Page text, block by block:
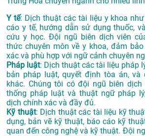
Y tế: Dịch thuật các tài liệu y khoa
cáo y tế, hướng dẫn sử dụng thuốc,
cứu y học. Đội ngũ biên dịch viên
thức chuyên môn về y khoa, đảm
xác và phù hợp với ngữ cảnh chuyên
Pháp luật: Dịch thuật các tài liệu pháp
bản pháp luật, quyết định tòa án,
khác. Chúng tôi có đội ngũ biên
thống pháp luật và thuật ngữ pháp
dịch chính xác và đầy đủ.
Kỹ thuật: Dịch thuật các tài liệu kỹ
dụng, bản vẽ kỹ thuật, báo cáo kỹ
quan đến công nghệ và kỹ thuật. Đội